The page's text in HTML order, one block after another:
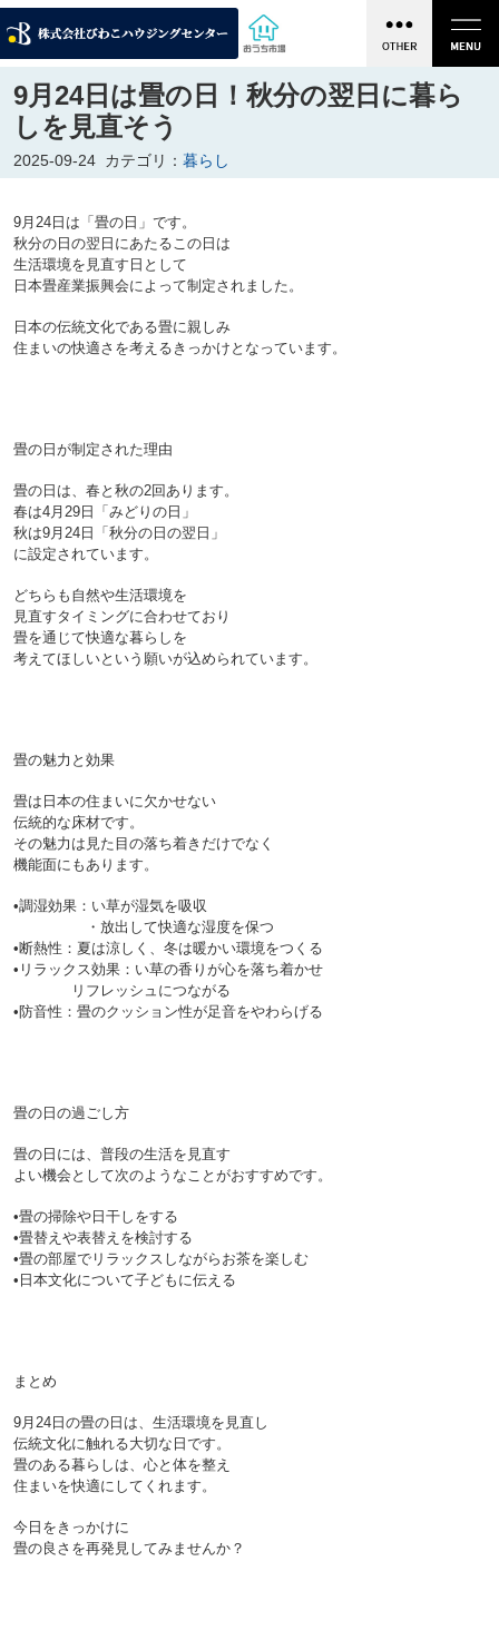
9月24日は畳の日！秋分の翌日に暮ら
しを見直そう
2025-09-24 カテゴリ： 暮らし
9月24日は「畳の日」です。
秋分の日の翌日にあたるこの日は
生活環境を見直す日として
日本畳産業振興会によって制定されました。
日本の伝統文化である畳に親しみ
住まいの快適さを考えるきっかけとなっています。
畳の日が制定された理由
畳の日は、春と秋の2回あります。
春は4月29日「みどりの日」
秋は9月24日「秋分の日の翌日」
に設定されています。
どちらも自然や生活環境を
見直すタイミングに合わせており
畳を通じて快適な暮らしを
考えてほしいという願いが込められています。
畳の魅力と効果
畳は日本の住まいに欠かせない
伝統的な床材です。
その魅力は見た目の落ち着きだけでなく
機能面にもあります。
•調湿効果：い草が湿気を吸収
・放出して快適な湿度を保つ
•断熱性：夏は涼しく、冬は暖かい環境をつくる
•リラックス効果：い草の香りが心を落ち着かせ
リフレッシュにつながる
•防音性：畳のクッション性が足音をやわらげる
畳の日の過ごし方
畳の日には、普段の生活を見直す
よい機会として次のようなことがおすすめです。
•畳の掃除や日干しをする
•畳替えや表替えを検討する
•畳の部屋でリラックスしながらお茶を楽しむ
•日本文化について子どもに伝える
まとめ
9月24日の畳の日は、生活環境を見直し
伝統文化に触れる大切な日です。
畳のある暮らしは、心と体を整え
住まいを快適にしてくれます。
今日をきっかけに
畳の良さを再発見してみませんか？